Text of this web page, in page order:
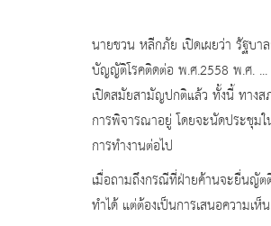
นายชวน หลีกภัย เปิดเผยว่า รัฐบ
บัญญัติโรคติดต่อ พ.ศ.2558 พ.ศ.
เปิดสมัยสามัญปกติแล้ว ทั้งนี้ ทาง
การพิจารณาอยู่ โดยจะนัดประชุม
การทำงานต่อไป
เมื่อถามถึงกรณีที่ฝ่ายค้านจะยื่นญัต
ทำได้ แต่ต้องเป็นการเสนอความเ